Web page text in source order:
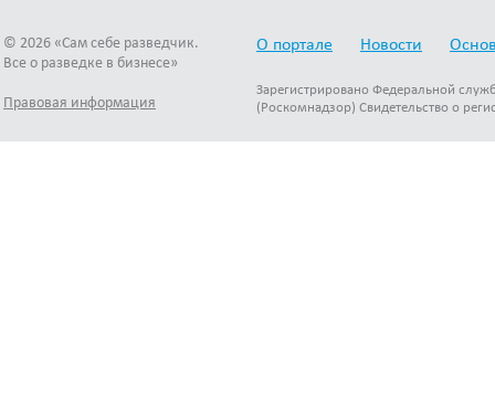
© 2026 «Сам себе разведчик.
Все о разведке в бизнесе»
Правовая информация
О портале Новости
Зарегистрировано Федеральной
(Роскомнадзор) Свидетельство о